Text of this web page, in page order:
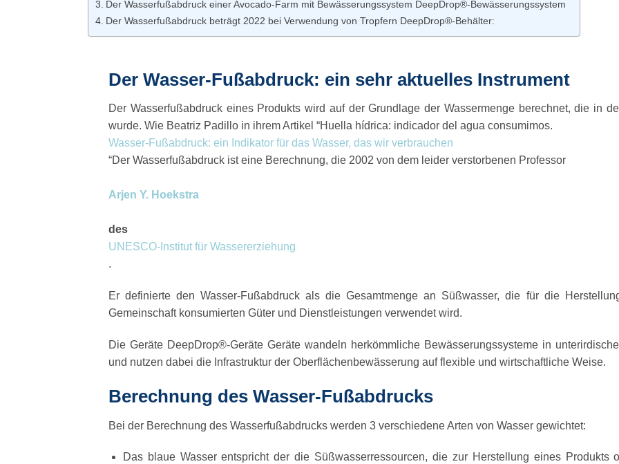
Der Wasserfußabdruck einer Avocado-Farm mit Bewässerungssystem DeepDrop®-Bewässerungssystem
Der Wasserfußabdruck beträgt 2022 bei Verwendung von Tropfern DeepDrop®-Behälter:
Der Wasser-Fußabdruck: ein sehr aktuelles Instrument
Der Wasserfußabdruck eines Produkts wird auf der Grundlage der Wassermenge berechnet, die in
wurde. Wie Beatriz Padillo in ihrem Artikel “Huella hídrica: indicador del agua consumimos.
Wasser-Fußabdruck: ein Indikator für das Wasser, das wir verbrauchen
“Der Wasserfußabdruck ist eine Berechnung, die 2002 von dem leider verstorbenen Professor
Arjen Y. Hoekstra
des
UNESCO-Institut für Wassererziehung
.
Er definierte den Wasser-Fußabdruck als die Gesamtmenge an Süßwasser, die für die
Gemeinschaft konsumierten Güter und Dienstleistungen verwendet wird.
Die Geräte DeepDrop®-Geräte Geräte wandeln herkömmliche Bewässerungssysteme in
und nutzen dabei die Infrastruktur der Oberflächenbewässerung auf flexible und wirtschaftliche Weise.
Berechnung des Wasser-Fußabdrucks
Bei der Berechnung des Wasserfußabdrucks werden 3 verschiedene Arten von Wasser gewichtet:
Das blaue Wasser entspricht derdie Süßwasserressourcen, die zur Herstellung eines Produkts